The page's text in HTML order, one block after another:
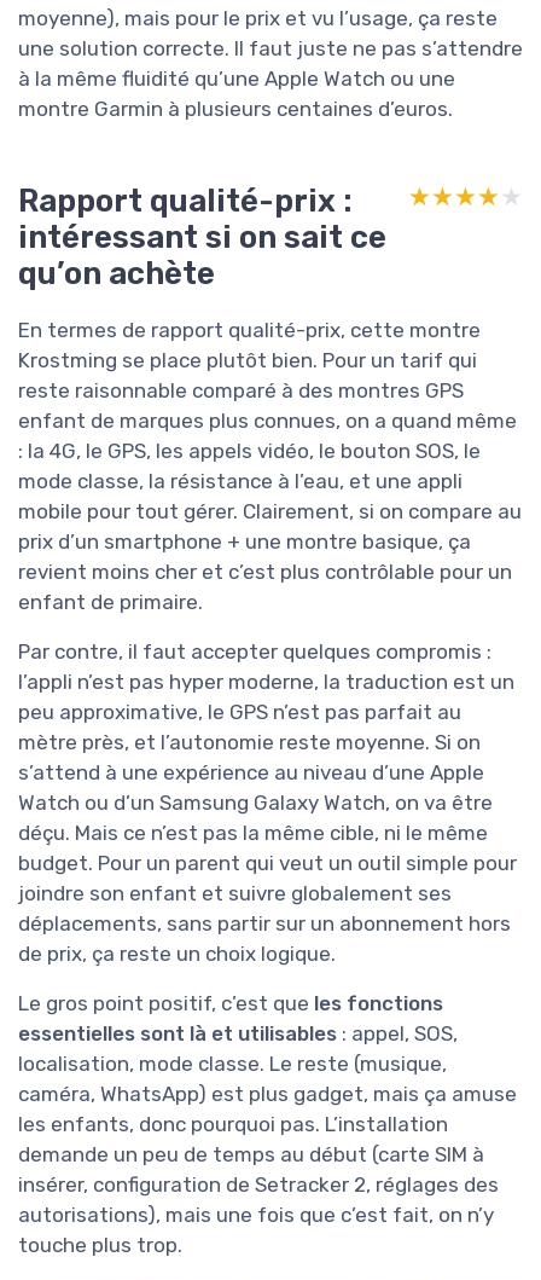
moyenne), mais pour le prix et vu l’usage, ça reste
une solution correcte. Il faut juste ne pas s’attendre
à la même fluidité qu’une Apple Watch ou une
montre Garmin à plusieurs centaines d’euros.
Rapport qualité-prix :
intéressant si on sait ce
qu’on achète
★★★★★
★★★★★
En termes de rapport qualité-prix, cette montre
Krostming se place plutôt bien. Pour un tarif qui
reste raisonnable comparé à des montres GPS
enfant de marques plus connues, on a quand même
: la 4G, le GPS, les appels vidéo, le bouton SOS, le
mode classe, la résistance à l’eau, et une appli
mobile pour tout gérer. Clairement, si on compare au
prix d’un smartphone + une montre basique, ça
revient moins cher et c’est plus contrôlable pour un
enfant de primaire.
Par contre, il faut accepter quelques compromis :
l’appli n’est pas hyper moderne, la traduction est un
peu approximative, le GPS n’est pas parfait au
mètre près, et l’autonomie reste moyenne. Si on
s’attend à une expérience au niveau d’une Apple
Watch ou d’un Samsung Galaxy Watch, on va être
déçu. Mais ce n’est pas la même cible, ni le même
budget. Pour un parent qui veut un outil simple pour
joindre son enfant et suivre globalement ses
déplacements, sans partir sur un abonnement hors
de prix, ça reste un choix logique.
Le gros point positif, c’est que les fonctions
essentielles sont là et utilisables : appel, SOS,
localisation, mode classe. Le reste (musique,
caméra, WhatsApp) est plus gadget, mais ça amuse
les enfants, donc pourquoi pas. L’installation
demande un peu de temps au début (carte SIM à
insérer, configuration de Setracker 2, réglages des
autorisations), mais une fois que c’est fait, on n’y
touche plus trop.